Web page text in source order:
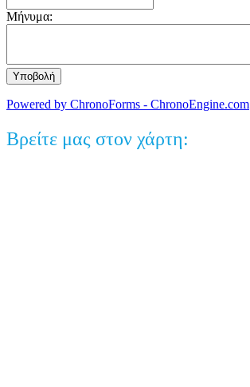
Μήνυμα:
Powered by ChronoForms - ChronoEngine.com
Βρείτε μας στον χάρτη: